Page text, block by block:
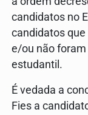
candidatos no
candidatos
e/ou não
estudantil.
É vedada a
Fies a